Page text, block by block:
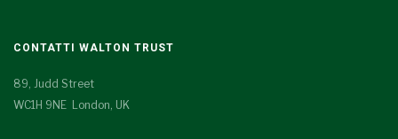
CONTATTI WALTON TRUST
89, Judd Street
WC1H 9NE London, UK